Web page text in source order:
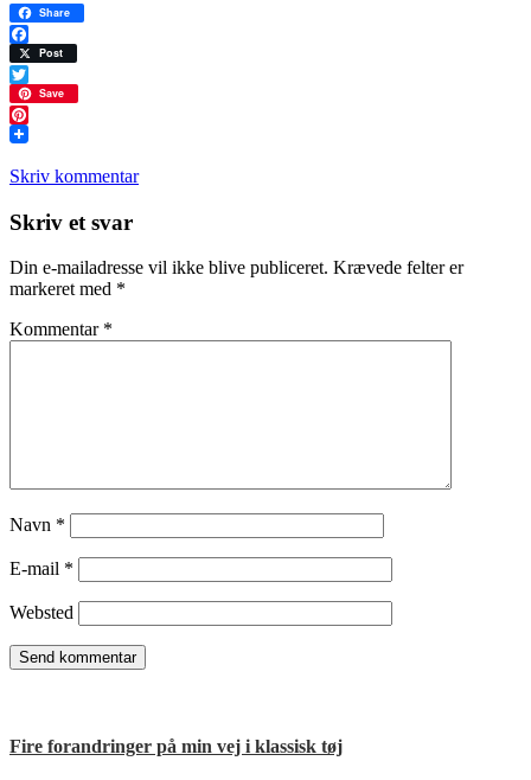
Share
Facebook
Post
Twitter
Save
Pinterest
Skriv kommentar
Læserinteraktioner
Skriv et svar
Din e-mailadresse vil ikke blive publiceret. Krævede felter er
markeret med *
Kommentar *
Navn *
E-mail *
Websted
Fire forandringer på min vej i klassisk tøj